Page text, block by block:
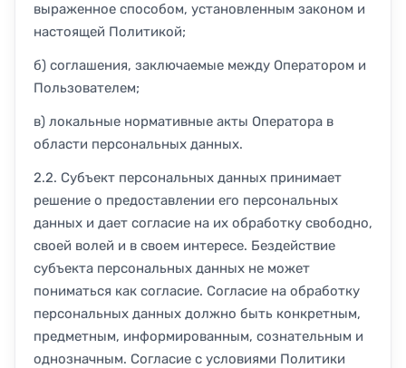
выраженное способом, установленным законом и
настоящей Политикой;
б) соглашения, заключаемые между Оператором и
Пользователем;
в) локальные нормативные акты Оператора в
области персональных данных.
2.2. Субъект персональных данных принимает
решение о предоставлении его персональных
данных и дает согласие на их обработку свободно,
своей волей и в своем интересе. Бездействие
субъекта персональных данных не может
пониматься как согласие. Согласие на обработку
персональных данных должно быть конкретным,
предметным, информированным, сознательным и
однозначным. Согласие с условиями Политики